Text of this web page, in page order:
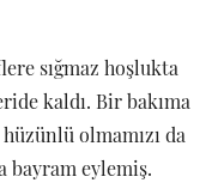
sığmaz hoşlukta
kaldı. Bir bakıma
olmamızı da
bayram eylemiş.